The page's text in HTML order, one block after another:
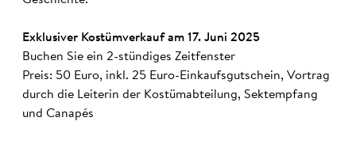
Exklusiver Kostümverkauf am 17. Juni 2025
Buchen Sie ein 2-stündiges Zeitfenster
Preis: 50 Euro, inkl. 25 Euro-Einkaufsgutschein, Vortrag
durch die Leiterin der Kostümabteilung, Sektempfang
und Canapés